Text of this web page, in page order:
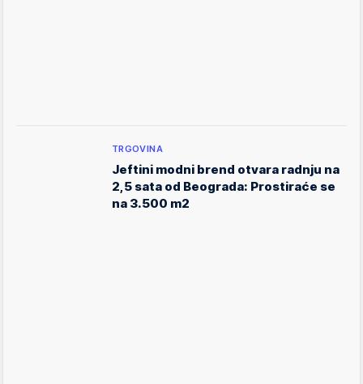
TRGOVINA
Jeftini modni brend otvara radnju na
2,5 sata od Beograda: Prostiraće se
na 3.500 m2